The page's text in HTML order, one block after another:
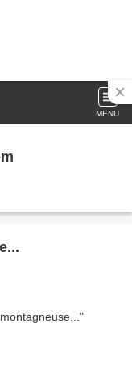
MENU